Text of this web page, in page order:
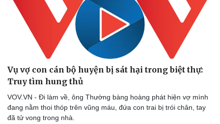
Doanh nghiệp 24h
Doanh nhân
Vì cộng đồng
Tin
Trải
Vụ vợ con cán bộ huyện bị sát hại trong biệt thự:
Truy tìm hung thủ
VOV.VN - Đi làm về, ông Thường bàng hoàng phát hiện vợ mình
đang nằm thoi thóp trên vũng máu, đứa con trai bị trói chân, tay
đã tử vong trong nhà.